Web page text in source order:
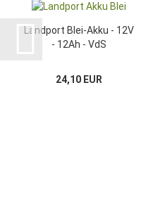
Landport Blei-Akku - 12V
- 12Ah - VdS
24,10 EUR